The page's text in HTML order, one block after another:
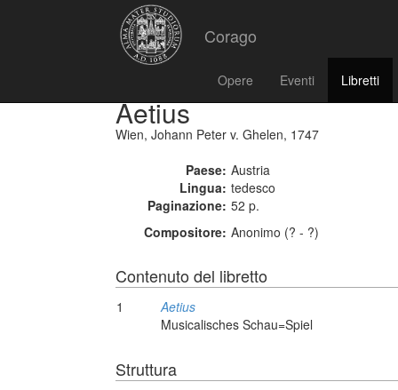
Corago
Opere Eventi Libretti
Aetius
Wien, Johann Peter v. Ghelen, 1747
Paese: Austria
Lingua: tedesco
Paginazione: 52 p.
Compositore: Anonimo (? - ?)
Contenuto del libretto
1
Aetius
Musicalisches Schau=Spiel
Struttura